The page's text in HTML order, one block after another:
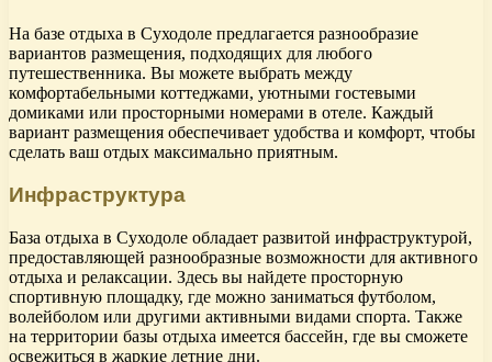
На базе отдыха в Суходоле предлагается разнообразие
вариантов размещения, подходящих для любого
путешественника. Вы можете выбрать между
комфортабельными коттеджами, уютными гостевыми
домиками или просторными номерами в отеле. Каждый
вариант размещения обеспечивает удобства и комфорт, чтобы
сделать ваш отдых максимально приятным.
Инфраструктура
База отдыха в Суходоле обладает развитой инфраструктурой,
предоставляющей разнообразные возможности для активного
отдыха и релаксации. Здесь вы найдете просторную
спортивную площадку, где можно заниматься футболом,
волейболом или другими активными видами спорта. Также
на территории базы отдыха имеется бассейн, где вы сможете
освежиться в жаркие летние дни.